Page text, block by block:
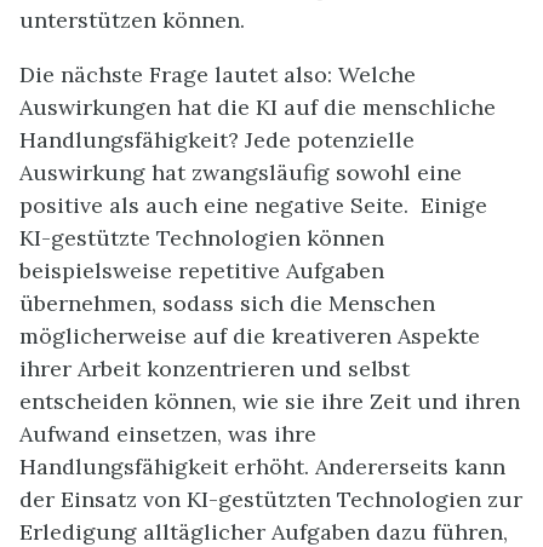
unterstützen können.
Die nächste Frage lautet also: Welche
Auswirkungen hat die KI auf die menschliche
Handlungsfähigkeit? Jede potenzielle
Auswirkung hat zwangsläufig sowohl eine
positive als auch eine negative Seite. Einige
KI-gestützte Technologien können
beispielsweise repetitive Aufgaben
übernehmen, sodass sich die Menschen
möglicherweise auf die kreativeren Aspekte
ihrer Arbeit konzentrieren und selbst
entscheiden können, wie sie ihre Zeit und ihren
Aufwand einsetzen, was ihre
Handlungsfähigkeit erhöht. Andererseits kann
der Einsatz von KI-gestützten Technologien zur
Erledigung alltäglicher Aufgaben dazu führen,